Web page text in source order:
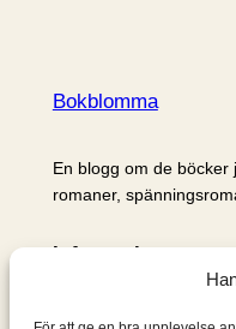
Bokblomma
En blogg om de böcker
romaner,
Information
Om mig & om bloggen